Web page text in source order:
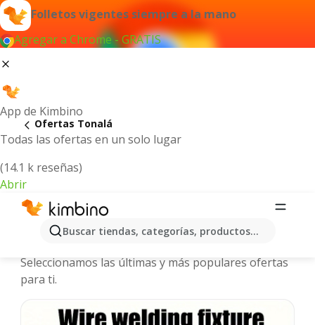
Folletos vigentes siempre a la mano
Agregar a Chrome - GRATIS
App de Kimbino
Todas las ofertas en un solo lugar
(14.1 k reseñas)
Abrir
Buscar tiendas, categorías, productos...
Ofertas Tonalá
Tonalá - Folletos y ofertas más
Seleccionamos las últimas y más populares ofertas
para ti.